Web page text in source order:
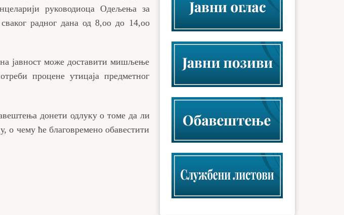
руководиоца Одељења за
радног дана од 8,оо до 14,оо
јавност може доставити мишљење
процене утицаја предметног
донети одлуку о томе да ли
о чему ће благовремено обавестити